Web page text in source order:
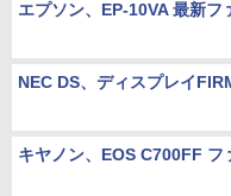
エプソン、EP-10VA 最新
NEC DS、ディスプレイ
キヤノン、EOS C700FF